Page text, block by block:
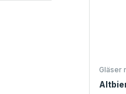
Gläser